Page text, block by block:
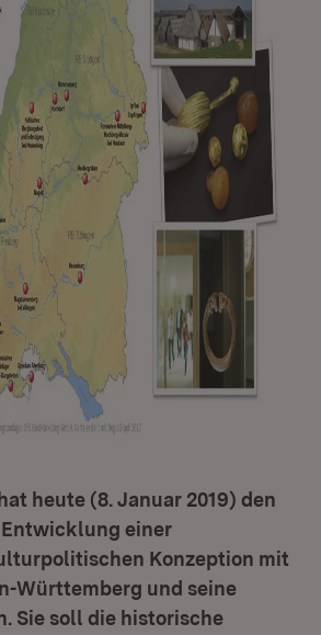
heute (8. Januar 2019) den
einer
Konzeption mit
Württemberg und seine
Sie soll die historische